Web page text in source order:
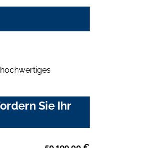
Sie Ihr